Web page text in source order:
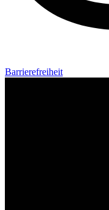
Barrierefreiheit